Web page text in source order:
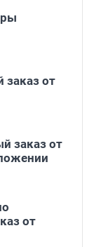
заказ от
заказ от
от